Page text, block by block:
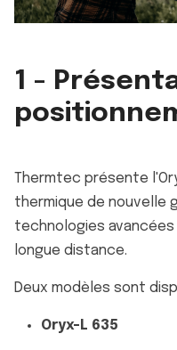
1 -
Thermtec présente
thermique de nouvelle
technologies
longue distance.
Deux modèles sont
Oryx-L 635